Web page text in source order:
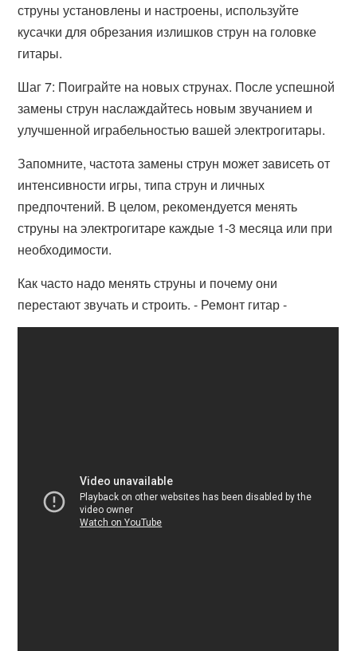
струны установлены и настроены, используйте
кусачки для обрезания излишков струн на головке
гитары.
Шаг 7: Поиграйте на новых струнах. После успешной
замены струн наслаждайтесь новым звучанием и
улучшенной играбельностью вашей электрогитары.
Запомните, частота замены струн может зависеть от
интенсивности игры, типа струн и личных
предпочтений. В целом, рекомендуется менять
струны на электрогитаре каждые 1-3 месяца или при
необходимости.
Как часто надо менять струны и почему они
перестают звучать и строить. - Ремонт гитар -